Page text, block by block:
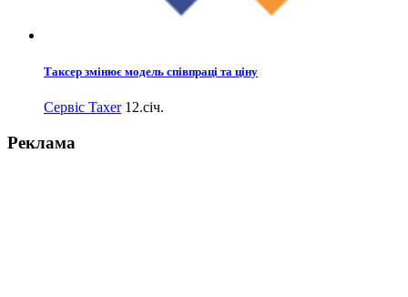
Таксер змінює модель співпраці та ціну
Сервіс Taxer 12.січ.
Реклама